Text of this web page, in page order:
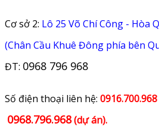
Cơ sở 2: Lô 25 Võ Chí Công - Hòa
(Chân Cầu Khuê Đông phía bên
ĐT: 0968 796 968
​Số điện thoại liên hệ:
0968.796.968(dự án).